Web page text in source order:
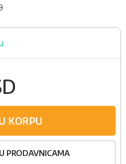
KORPU
PRODAVNICAMA